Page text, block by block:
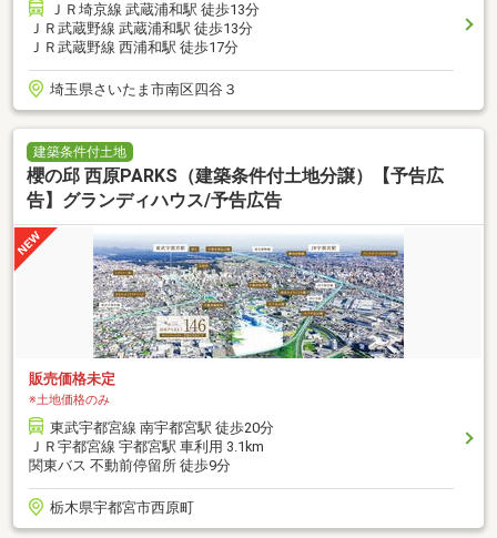
ＪＲ埼京線 武蔵浦和駅 徒歩13分
ＪＲ武蔵野線 武蔵浦和駅 徒歩13分
ＪＲ武蔵野線 西浦和駅 徒歩17分
埼玉県さいたま市南区四谷３
建築条件付土地
櫻の邱 西原PARKS（建築条件付土地分譲）【予告広
告】グランディハウス/予告広告
販売価格未定
※土地価格のみ
東武宇都宮線 南宇都宮駅 徒歩20分
ＪＲ宇都宮線 宇都宮駅 車利用 3.1km
関東バス 不動前停留所 徒歩9分
栃木県宇都宮市西原町